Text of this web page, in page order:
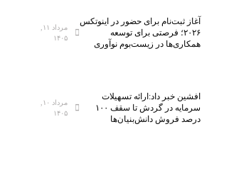
آغاز ثبت‌نام برای حضور در اینوتکس
۲۰۲۶؛ فرصتی برای توسعه
همکاری‌ها در زیست‌بوم نوآوری
۱۴۰۵
افشین خبر داد:ارائه تسهیلات
سرمایه در گردش تا سقف ۱۰۰
درصد فروش دانش‌بنیان‌ها
۱۴۰۵